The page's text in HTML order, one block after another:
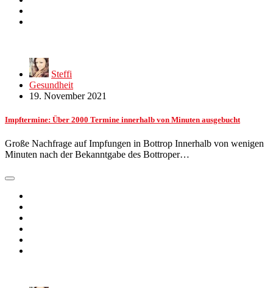
Steffi
Gesundheit
19. November 2021
Impftermine: Über 2000 Termine innerhalb von Minuten ausgebucht
Große Nachfrage auf Impfungen in Bottrop Innerhalb von wenigen
Minuten nach der Bekanntgabe des Bottroper…